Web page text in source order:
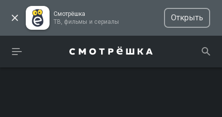
Смотрёшка
ТВ, фильмы и сериалы
Открыть